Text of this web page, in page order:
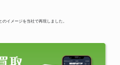
イメージを当社で再現しました。